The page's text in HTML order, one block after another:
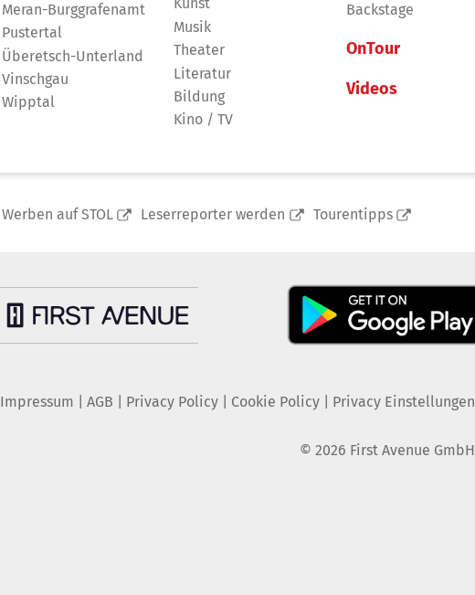
Meran-Burggrafenamt
Pustertal
Überetsch-Unterland
Vinschgau
Wipptal
Kunst
Musik
Theater
Literatur
Bildung
Kino / TV
Backstage
OnTour
Videos
Werben auf STOL Leserreporter werden Tourentipps
Impressum AGB Privacy Policy| Cookie Policy| Privacy Einstellungen
© 2026 First Avenue GmbH